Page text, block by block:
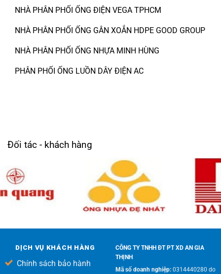
NHÀ PHÂN PHỐI ỐNG ĐIỆN VEGA TPHCM
NHÀ PHÂN PHỐI ỐNG GÂN XOẮN HDPE GOOD GROUP
NHÀ PHÂN PHỐI ỐNG NHỰA MINH HÙNG
PHÂN PHỐI ỐNG LUỒN DÂY ĐIỆN AC
Đối tác - khách hàng
DỊCH VỤ KHÁCH HÀNG
Chính sách bảo hành
CÔNG TY TNHH ĐT PT XD AN GIA
THỊNH
Mã số doanh nghiệp:0314440280 do